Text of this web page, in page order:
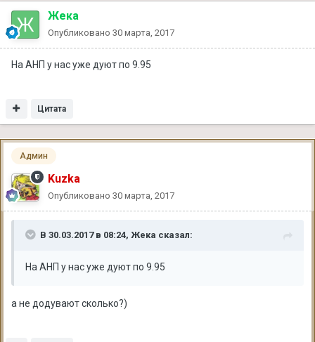
Жека
Опубликовано 30 марта, 2017
На АНП у нас уже дуют по 9.95
Цитата
Админ
Kuzka
Опубликовано 30 марта, 2017
В 30.03.2017 в 08:24, Жека сказал:
На АНП у нас уже дуют по 9.95
а не додувают сколько?)